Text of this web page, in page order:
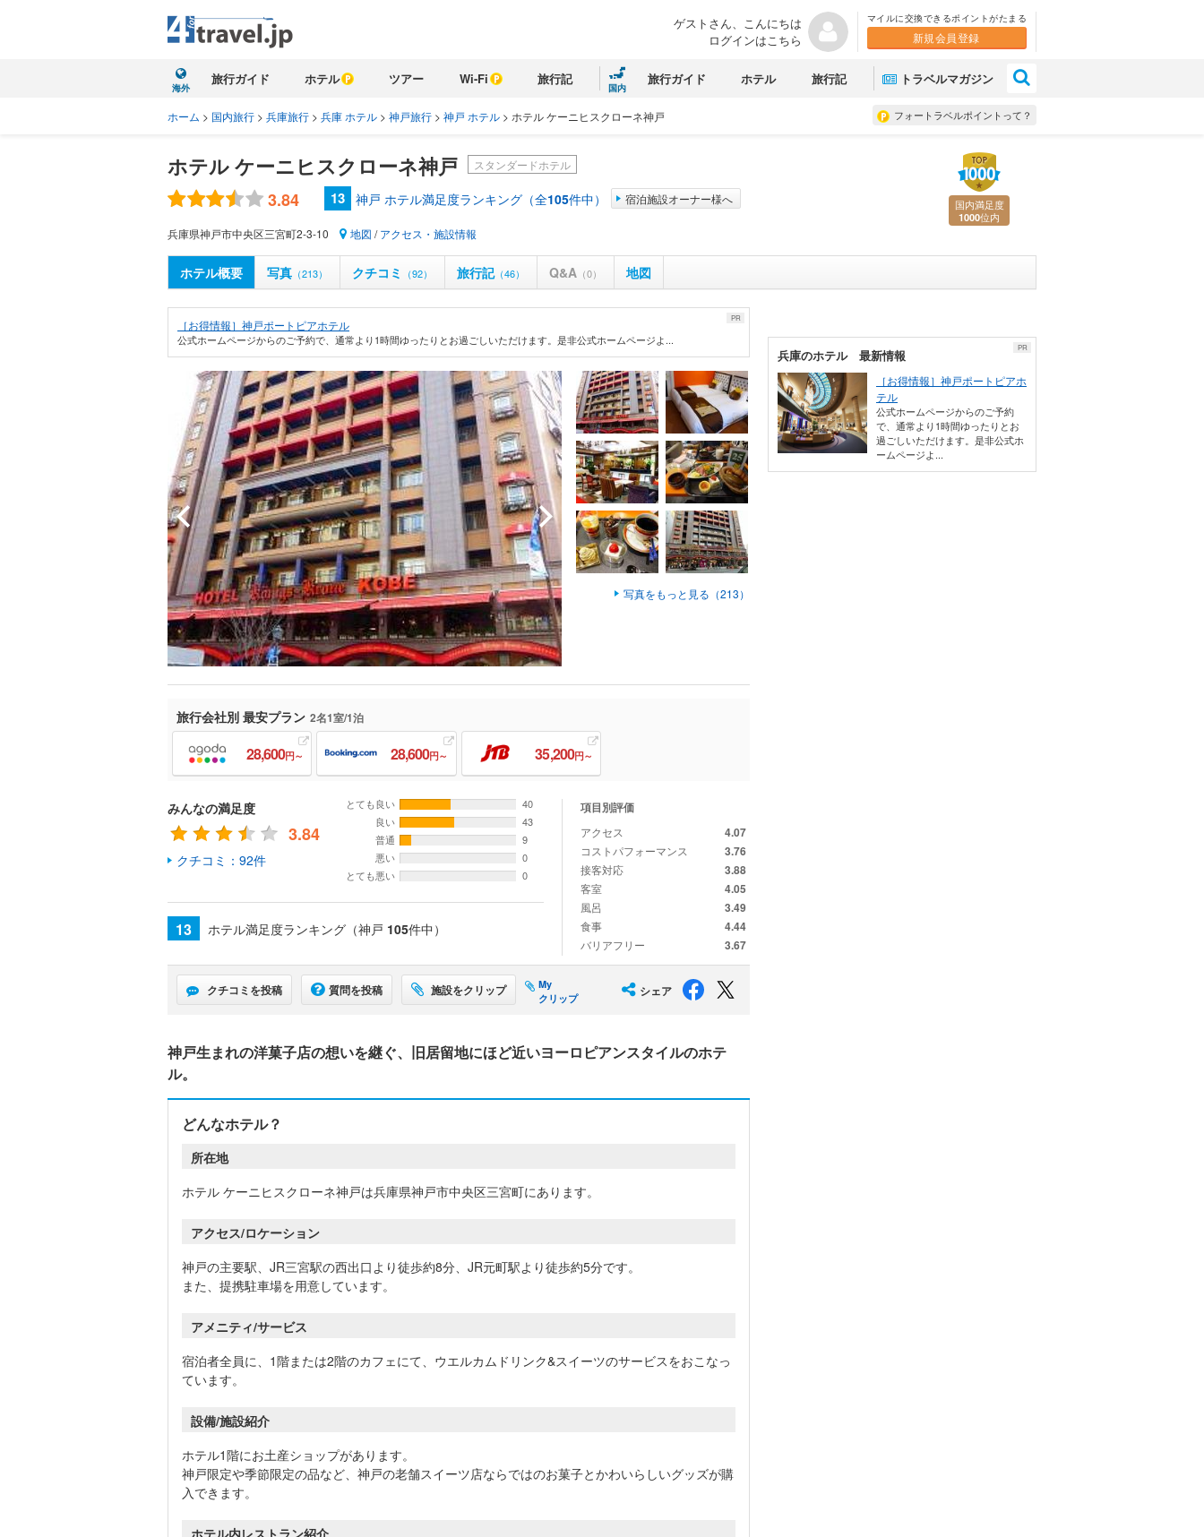
ゲストさん、こんにちは
ログインはこちら
マイルに交換できるポイントがたまる
新規会員登録
海外
旅行ガイド ホテル ツアー Wi-Fi 旅行記
国内
旅行ガイド ホテル 旅行記 トラベルマガジン
フォートラベルポイントって？
ホーム > 国内旅行 > 兵庫旅行 > 兵庫 ホテル > 神戸旅行 > 神戸 ホテル > ホテル ケーニヒスクローネ神戸
ホテル ケーニヒスクローネ神戸 スタンダードホテル
3.84 13 神戸 ホテル満足度ランキング（全105件中） 宿泊施設オーナー様へ
兵庫県神戸市中央区三宮町2-3-10 地図 /アクセス・施設情報
国内満足度
1000位内
ホテル概要 写真 （213） クチコミ （92） 旅行記（46） Q&A （0） 地図
PR
［お得情報］神戸ポートピアホテル
公式ホームページからのご予約で、通常より1時間ゆったりとお過ごしいただけます。是非公式ホームページよ...
写真をもっと見る（213）
旅行会社別 最安プラン 2名1室/1泊
28,600円～ 28,600円～ 35,200円～
みんなの満足度
3.84
クチコミ：92件
とても良い
40
良い
43
普通
9
悪い
0
とても悪い
0
13 ホテル満足度ランキング（神戸 105件中）
項目別評価
アクセス 4.07
コストパフォーマンス 3.76
接客対応 3.88
客室 4.05
風呂 3.49
食事 4.44
バリアフリー 3.67
クチコミを投稿 質問を投稿 施設をクリップ
My
クリップ
シェア
神戸生まれの洋菓子店の想いを継ぐ、旧居留地にほど近いヨーロピアンスタイルのホテ
ル。
どんなホテル？
所在地
ホテル ケーニヒスクローネ神戸は兵庫県神戸市中央区三宮町にあります。
アクセス/ロケーション
神戸の主要駅、JR三宮駅の西出口より徒歩約8分、JR元町駅より徒歩約5分です。
また、提携駐車場を用意しています。
アメニティ/サービス
宿泊者全員に、1階または2階のカフェにて、ウエルカムドリンク&スイーツのサービスをおこなっ
ています。
設備/施設紹介
ホテル1階にお土産ショップがあります。
神戸限定や季節限定の品など、神戸の老舗スイーツ店ならではのお菓子とかわいらしいグッズが購
入できます。
ホテル内レストラン紹介
PR
兵庫のホテル 最新情報
［お得情報］神戸ポートピアホ
テル
公式ホームページからのご予約
で、通常より1時間ゆったりとお
過ごしいただけます。是非公式ホ
ームページよ...